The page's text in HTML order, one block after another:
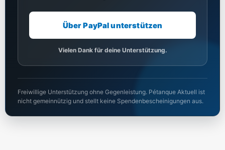
Über PayPal unterstützen
Vielen Dank für deine Unterstützung.
Freiwillige Unterstützung ohne Gegenleistung. Pétanque Aktuell ist
nicht gemeinnützig und stellt keine Spendenbescheinigungen aus.